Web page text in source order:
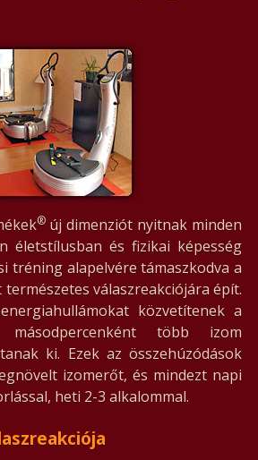
®új dimenziót nyitnak minden
életstílusban és fizikai képesség
tréning alapelvére támaszkodva a
válaszreakciójára épít.
közvetítenek a
másodpercenként több izom
ki. Ezek az összehúzódások
izomerőt, és mindezt napi
heti 2-3 alkalommal.